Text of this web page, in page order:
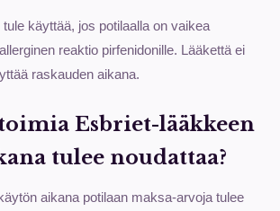
käyttää, jos potilaalla on vaikea
reaktio pirfenidonille. Lääkettä ei
raskauden aikana.
Esbriet-lääkkeen
tulee noudattaa?
aikana potilaan maksa-arvoja tulee